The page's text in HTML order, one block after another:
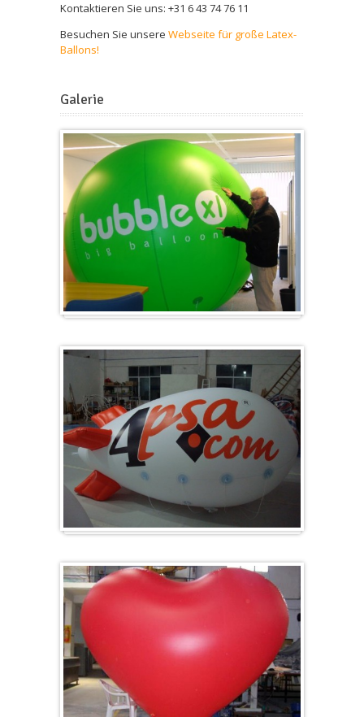
Kontaktieren Sie uns: +31 6 43 74 76 11
Besuchen Sie unsere Webseite für große Latex-
Ballons!
Galerie